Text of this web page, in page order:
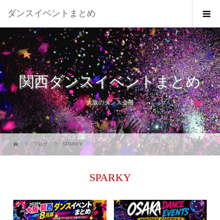
ダンスイベントまとめ
関西ダンスイベントまとめ
大阪のダンス企画
ブログ SPARKY
SPARKY